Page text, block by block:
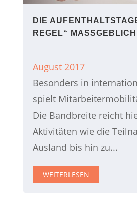
DIE
REGEL“ MASSGEBLICH
August 2017
Besonders in
spielt
Die Bandbreite reicht
Aktivitäten wie die
Ausland bis hin zu...
WEITERLESEN